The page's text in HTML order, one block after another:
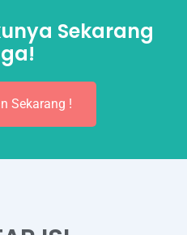
Sekarang
Sekarang !